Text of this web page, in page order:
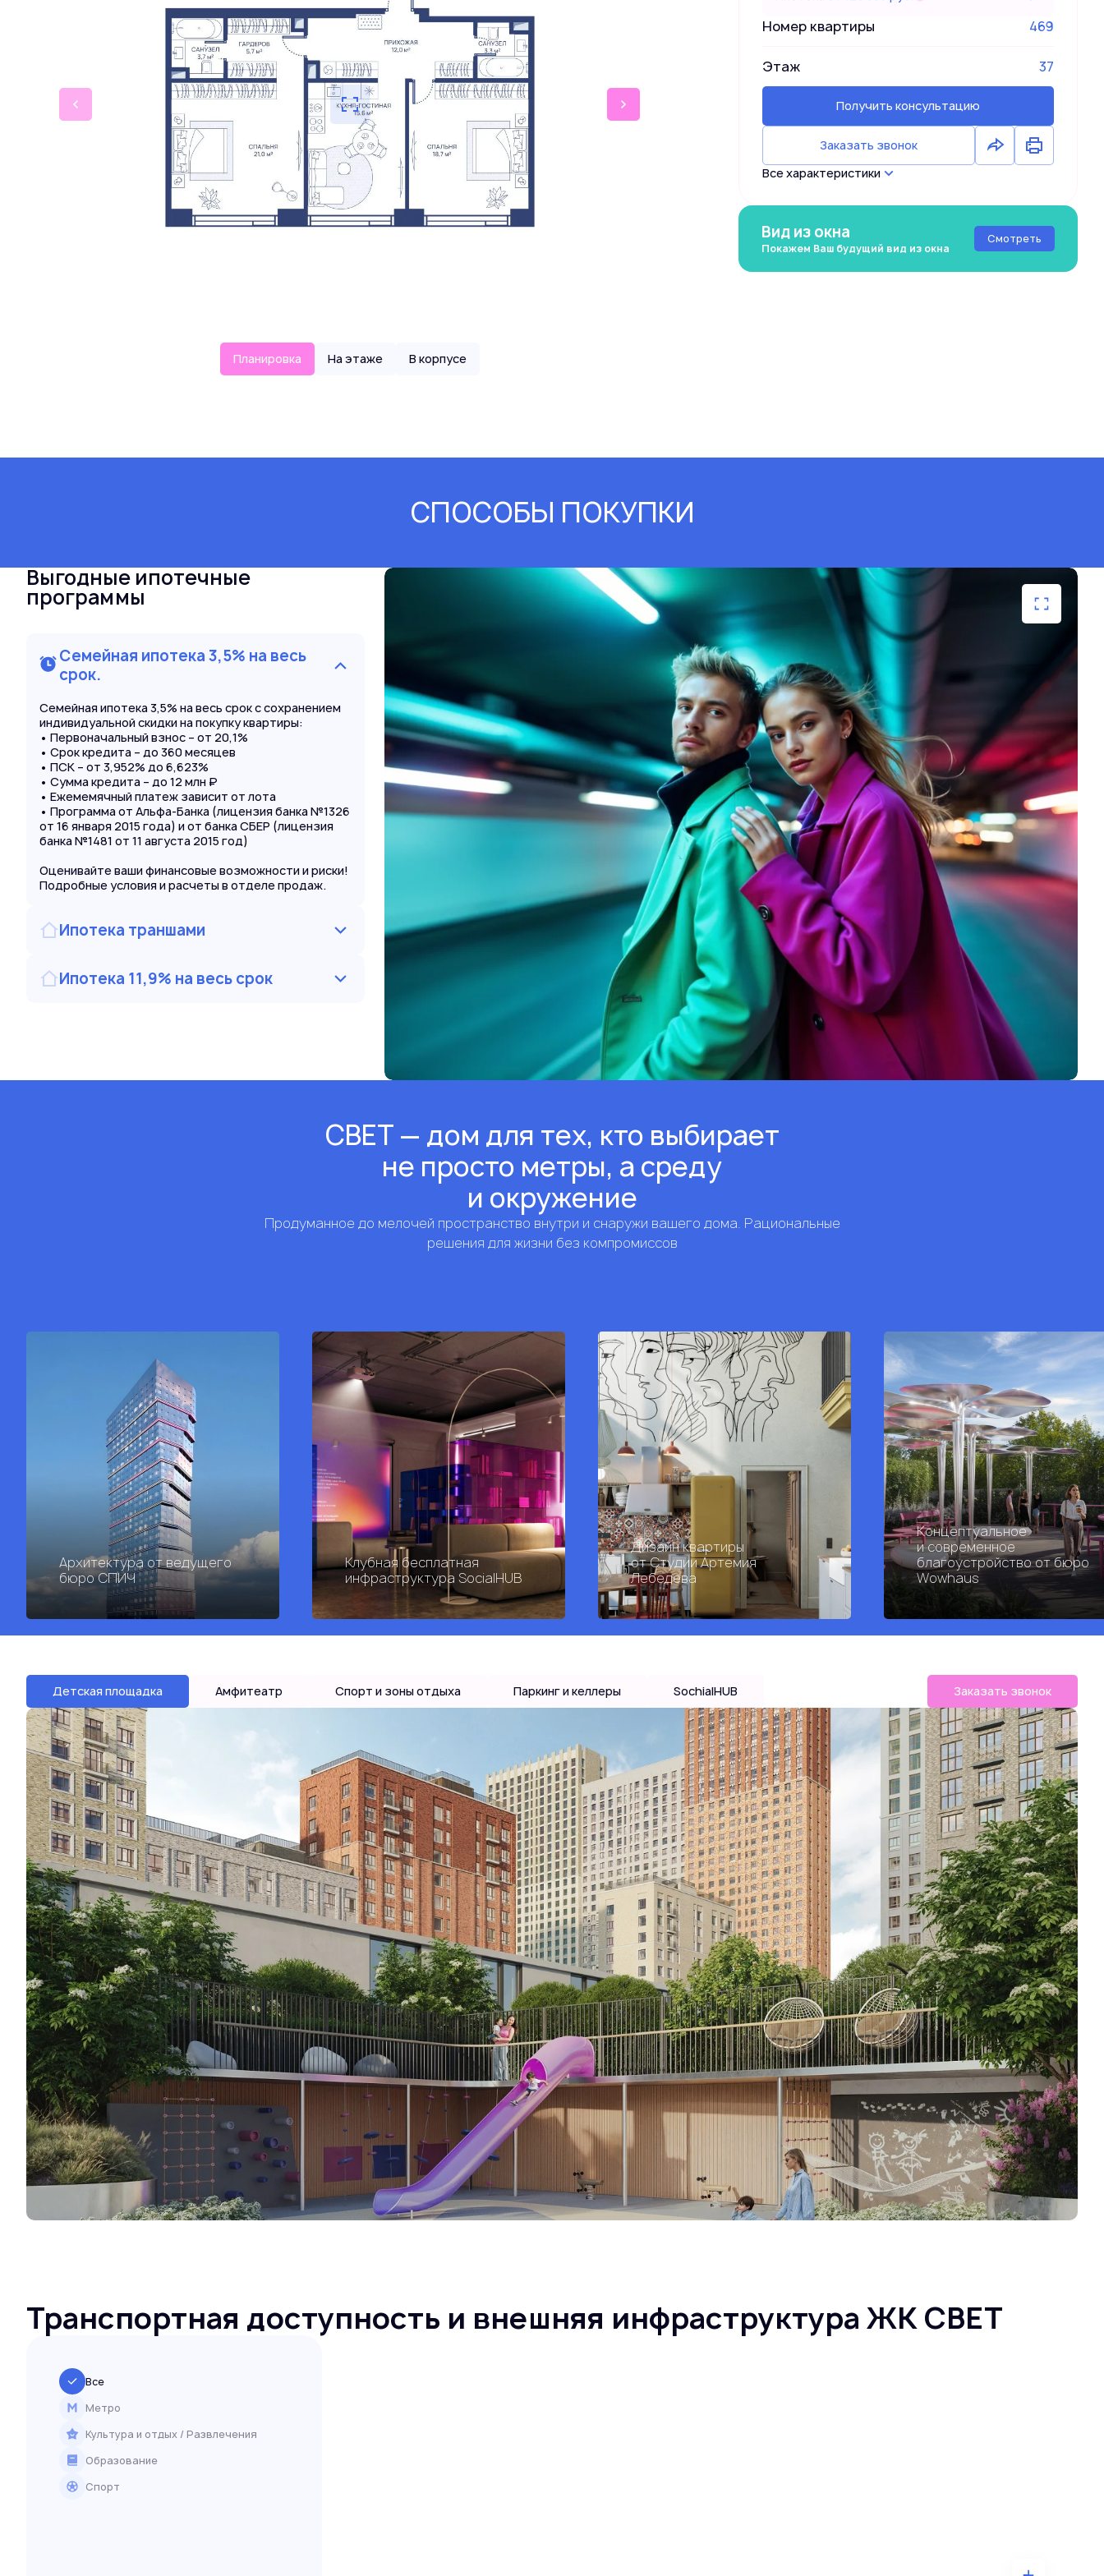
Планировка На этаже В корпусе
Номер квартиры 469
Этаж 37
Получить консультацию
Заказать звонок
Все характеристики
Вид из окна
Покажем Ваш будущий вид из окна
Смотреть
СПОСОБЫ ПОКУПКИ
Выгодные ипотечные
программы
Семейная ипотека 3,5% на весь
срок.
Семейная ипотека 3,5% на весь срок с сохранением
индивидуальной скидки на покупку квартиры:
• Первоначальный взнос – от 20,1%
• Срок кредита – до 360 месяцев
• ПСК – от 3,952% до 6,623%
• Сумма кредита – до 12 млн ₽
• Ежемемячный платеж зависит от лота
• Программа от Альфа-Банка (лицензия банка №1326
от 16 января 2015 года) и от банка СБЕР (лицензия
банка №1481 от 11 августа 2015 год)
Оценивайте ваши финансовые возможности и риски!
Подробные условия и расчеты в отделе продаж.
Ипотека траншами
Ипотека 11,9% на весь срок
СВЕТ — дом для тех, кто выбирает
не просто метры, а среду
и окружение
Продуманное до мелочей пространство внутри и снаружи вашего дома. Рациональные
решения для жизни без компромиссов
Архитектура от ведущего
бюро СПИЧ
Клубная бесплатная
инфраструктура SocialHUB
Дизайн квартиры
от Студии Артемия
Лебедева
Концептуальное
и современное
благоустройство от бюро
Wowhaus
Детская площадка Амфитеатр Спорт и зоны отдыха Паркинг и келлеры SochialHUB Заказать звонок
Транспортная доступность и внешняя инфраструктура ЖК СВЕТ
Все
Метро
Культура и отдых / Развлечения
Образование
Спорт